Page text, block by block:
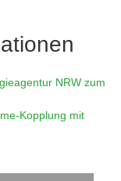
NRW zum
Kopplung mit